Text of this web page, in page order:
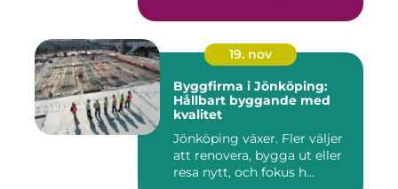
19. nov
Byggfirma i Jönköping:
Hållbart byggande med
kvalitet
Jönköping växer. Fler väljer
att renovera, bygga ut eller
resa nytt, och fokus h...